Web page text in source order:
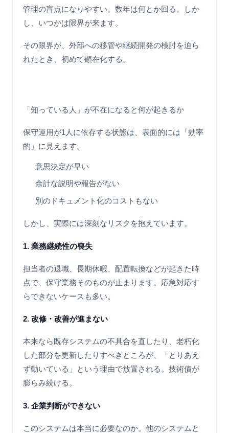
管理の盲点になりやすい。数年は何とか回る。しか
し、いつかは限界が来ます。
その限界が、外部への移管や継続開発の検討を迫ら
れたとき、初めて顕在化する。
「知っている人」が不在になると何が起きるか
保守運用が1人に依存する状態は、表面的には「効率
的」に見えます。
意思決定が早い
余計な説明や報告がない
別のドキュメント化のコストもない
しかし、実際には深刻なリスクを抱えています。
1. 業務継続性の喪失
担当者の退職、長期休暇、配置転換などが起きた時
点で、保守業務そのものが止まります。応急対応す
らできないケースも多い。
2. 改修・改善が進まない
本来なら既存システムの不具合を直したり、老朽化
した部分を更新したりすべきところが、「とりあえ
ず動いている」という理由で放置される。技術債が
膨らみ続ける。
3. 企業判断ができない
このシステムは本当に必要なのか。他のシステムと